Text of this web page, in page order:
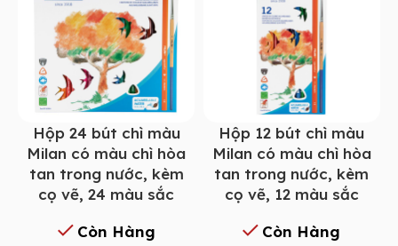
Hộp 24 bút chì màu
Milan có màu chì hòa
tan trong nước, kèm
cọ vẽ, 24 màu sắc
Còn Hàng
Hộp 12 bút chì màu
Milan có màu chì hòa
tan trong nước, kèm
cọ vẽ, 12 màu sắc
Còn Hàng